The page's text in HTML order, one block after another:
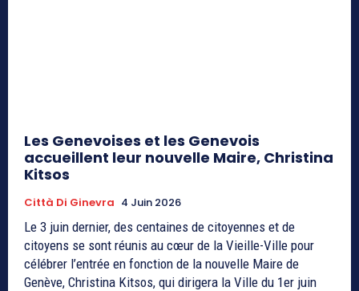
Les Genevoises et les Genevois
accueillent leur nouvelle Maire, Christina
Kitsos
Città Di Ginevra 4 Juin 2026
Le 3 juin dernier, des centaines de citoyennes et de
citoyens se sont réunis au cœur de la Vieille-Ville pour
célébrer l’entrée en fonction de la nouvelle Maire de
Genève, Christina Kitsos, qui dirigera la Ville du 1er juin